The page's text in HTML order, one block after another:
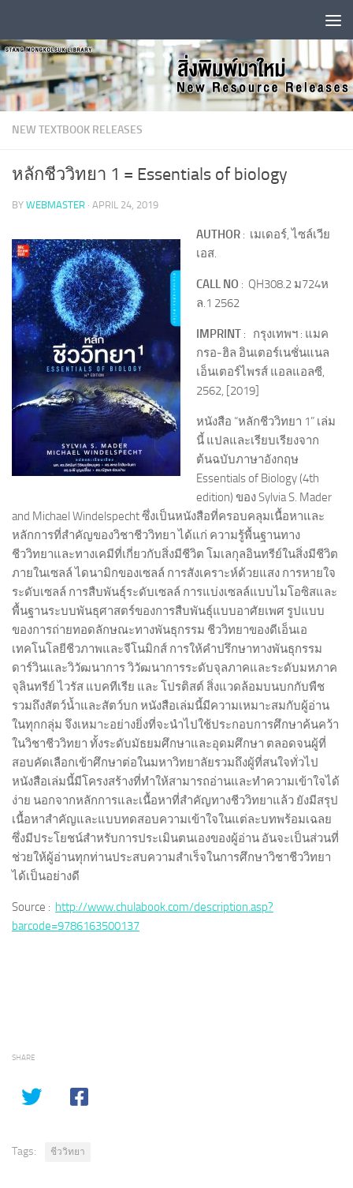
NEW TEXTBOOK RELEASES
หลักชีววิทยา 1 = Essentials of biology
BY WEBMASTER · APRIL 24, 2019
AUTHOR : เมเดอร์, ไซล์เวีย
เอส.
CALL NO : QH308.2 ม724ห
ล.1 2562
IMPRINT : กรุงเทพฯ : แมค
กรอ-ฮิล อินเตอร์เนชั่นแนล
เอ็นเตอร์ไพรส์ แอลแอลซี,
2562, [2019]
หนังสือ “หลักชีววิทยา 1” เล่ม
นี้ แปลและเรียบเรียงจาก
ต้นฉบับภาษาอังกฤษ
Essentials of Biology (4th
edition) ของ Sylvia S. Mader
and Michael Windelspecht ซึ่งเป็นหนังสือที่ครอบคลุมเนื้อหาและ
หลักการที่สำคัญของวิชาชีววิทยา ได้แก่ ความรู้พื้นฐานทาง
ชีววิทยาและทางเคมีที่เกี่ยวกับสิ่งมีชีวิต โมเลกุลอินทรีย์ในสิ่งมีชีวิต
ภายในเซลล์ ไดนามิกของเซลล์ การสังเคราะห์ด้วยแสง การหายใจ
ระดับเซลล์ การสืบพันธุ์ระดับเซลล์ การแบ่งเซลล์แบบไมโอซิสและ
พื้นฐานระบบพันธุศาสตร์ของการสืบพันธุ์แบบอาศัยเพศ รูปแบบ
ของการถ่ายทอดลักษณะทางพันธุกรรม ชีววิทยาของดีเอ็นเอ
เทคโนโลยีชีวภาพและจีโนมิกส์ การให้คำปรึกษาทางพันธุกรรม
ดาร์วินและวิวัฒนาการ วิวัฒนาการระดับจุลภาคและระดับมหภาค
จุลินทรีย์ ไวรัส แบคทีเรีย และ โปรติสต์ สิ่งแวดล้อมบนบกกับพืช
รวมถึงสัตว์น้ำและสัตว์บก หนังสือเล่มนี้มีความเหมาะสมกับผู้อ่าน
ในทุกกลุ่ม จึงเหมาะอย่างยิ่งที่จะนำไปใช้ประกอบการศึกษาค้นคว้า
ในวิชาชีววิทยา ทั้งระดับมัธยมศึกษาและอุดมศึกษา ตลอดจนผู้ที่
สอบคัดเลือกเข้าศึกษาต่อในมหาวิทยาลัยรวมถึงผู้ที่สนใจทั่วไป
หนังสือเล่มนี้มีโครงสร้างที่ทำให้สามารถอ่านและทำความเข้าใจได้
ง่าย นอกจากหลักการและเนื้อหาที่สำคัญทางชีววิทยาแล้ว ยังมีสรุป
เนื้อหาสำคัญและแบบทดสอบความเข้าใจในแต่ละบทพร้อมเฉลย
ซึ่งมีประโยชน์สำหรับการประเมินตนเองของผู้อ่าน อันจะเป็นส่วนที่
ช่วยให้ผู้อ่านทุกท่านประสบความสำเร็จในการศึกษาวิชาชีววิทยา
ได้เป็นอย่างดี
Source : http://www.chulabook.com/description.asp?
barcode=9786163500137
SHARE
Tags: ชีววิทยา